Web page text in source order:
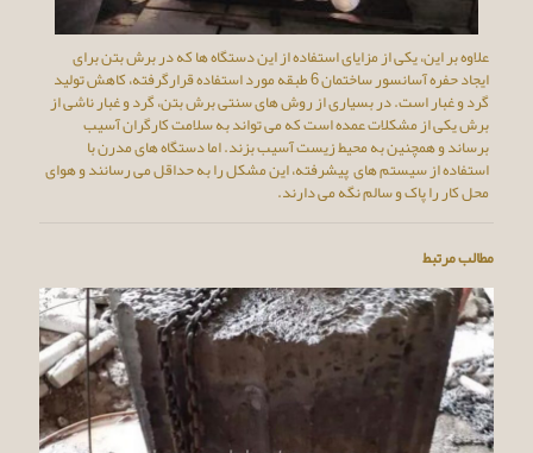
علاوه بر این، یکی از مزایای استفاده از این دستگاه ها که در برش بتن برای
ایجاد حفره آسانسور ساختمان 6 طبقه مورد استفاده قرارگرفته، کاهش تولید
گرد و غبار است. در بسیاری از روش های سنتی برش بتن، گرد و غبار ناشی از
برش یکی از مشکلات عمده است که می تواند به سلامت کارگران آسیب
برساند و همچنین به محیط زیست آسیب بزند. اما دستگاه های مدرن با
استفاده از سیستم های پیشرفته، این مشکل را به حداقل می رسانند و هوای
محل کار را پاک و سالم نگه می دارند.
مطالب مرتبط